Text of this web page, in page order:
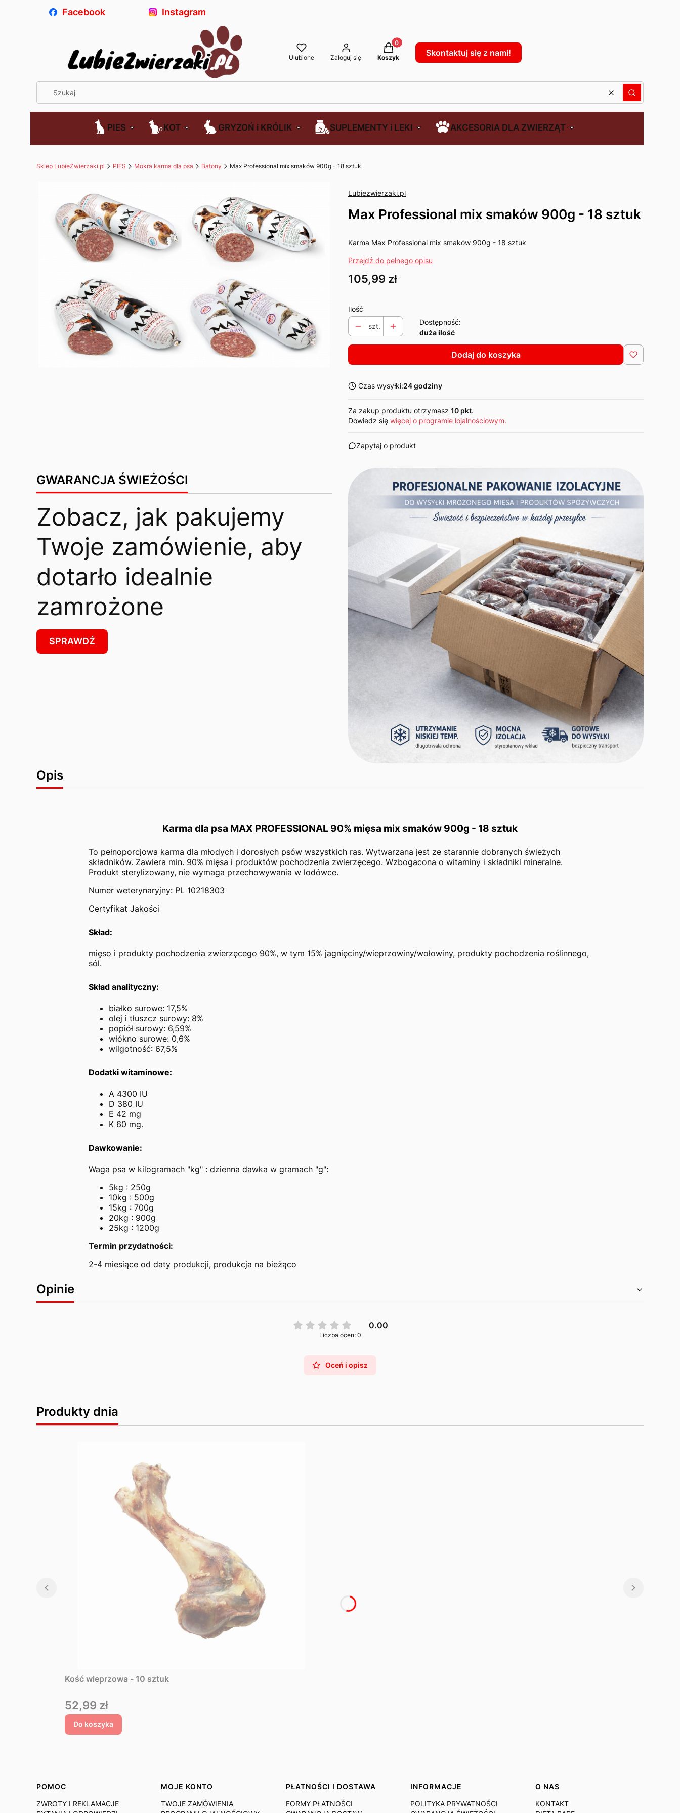
Facebook Instagram
Ulubione Zaloguj się
Produkty w koszyku: 0. Zobacz szczegóły
Koszyk Skontaktuj się z nami!
WyczyśćSzukaj
PIES KOT GRYZOŃ i KRÓLIK SUPLEMENTY i LEKI AKCESORIA DLA ZWIERZĄT
Sklep LubieZwierzaki.pl PIES Mokra karma dla psa Batony Max Professional mix smaków 900g - 18 sztuk
Lubiezwierzaki.pl
Max Professional mix smaków 900g - 18 sztuk
Karma Max Professional mix smaków 900g - 18 sztuk
Przejdź do pełnego opisu
Cena
105,99 zł
Ilość
szt.
Dostępność:
duża ilość
Dodaj do koszyka
Czas wysyłki:24 godziny
Za zakup produktu otrzymasz 10 pkt.
Dowiedz się więcej o programie lojalnościowym.
Zapytaj o produkt
GWARANCJA ŚWIEŻOŚCI
Zobacz, jak pakujemy
Twoje zamówienie, aby
dotarło idealnie
zamrożone
SPRAWDŹ
Opis
Karma dla psa MAX PROFESSIONAL 90% mięsa mix smaków 900g - 18 sztuk
To pełnoporcjowa karma dla młodych i dorosłych psów wszystkich ras. Wytwarzana jest ze starannie dobranych świeżych
składników. Zawiera min. 90% mięsa i produktów pochodzenia zwierzęcego. Wzbogacona o witaminy i składniki mineralne.
Produkt sterylizowany, nie wymaga przechowywania w lodówce.
Numer weterynaryjny: PL 10218303
Certyfikat Jakości
Skład:
mięso i produkty pochodzenia zwierzęcego 90%, w tym 15% jagnięciny/wieprzowiny/wołowiny, produkty pochodzenia roślinnego,
sól.
Skład analityczny:
białko surowe: 17,5%
olej i tłuszcz surowy: 8%
popiół surowy: 6,59%
włókno surowe: 0,6%
wilgotność: 67,5%
Dodatki witaminowe:
A 4300 IU
D 380 IU
E 42 mg
K 60 mg.
Dawkowanie:
Waga psa w kilogramach "kg" : dzienna dawka w gramach "g":
5kg : 250g
10kg : 500g
15kg : 700g
20kg : 900g
25kg : 1200g
Termin przydatności:
2-4 miesiące od daty produkcji, produkcja na bieżąco
Opinie
0.00
Liczba ocen: 0
Oceń i opisz
Produkty dnia
Kość wieprzowa - 10 sztuk
Cena
52,99 zł
Do koszyka
Linki w stopce
POMOC
ZWROTY I REKLAMACJE
MOJE KONTO
TWOJE ZAMÓWIENIA
PŁATNOŚCI I DOSTAWA
FORMY PŁATNOŚCI
INFORMACJE
POLITYKA PRYWATNOŚCI
O NAS
KONTAKT